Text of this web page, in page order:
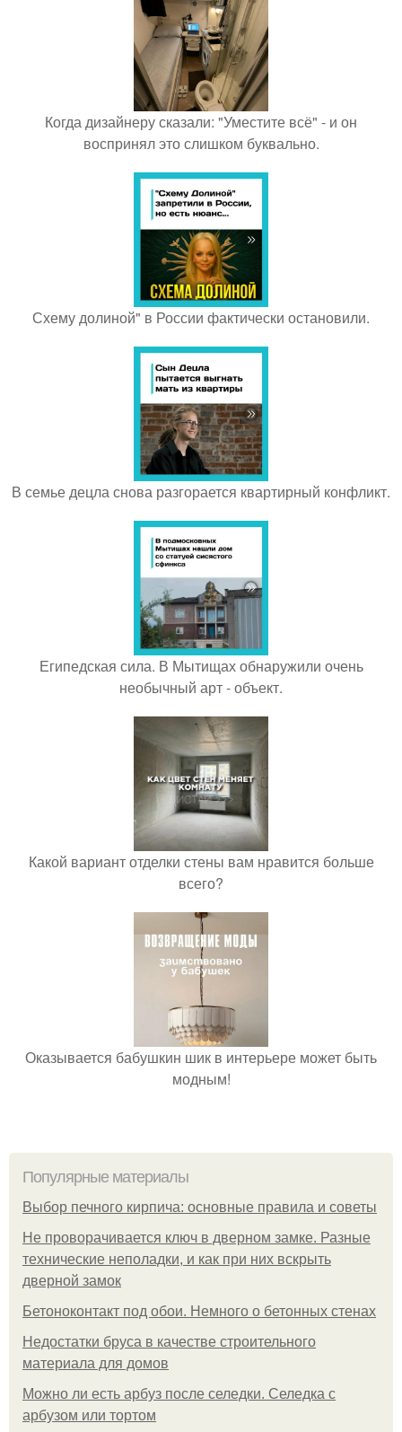
Когда дизайнеру сказали: "Уместите всё" - и он
воспринял это слишком буквально.
Схему долиной" в России фактически остановили.
В семье децла снова разгорается квартирный конфликт.
Египедская сила. В Мытищах обнаружили очень
необычный арт - объект.
Какой вариант отделки стены вам нравится больше
всего?
Оказывается бабушкин шик в интерьере может быть
модным!
Популярные материалы
Выбор печного кирпича: основные правила и советы
Не проворачивается ключ в дверном замке. Разные
технические неполадки, и как при них вскрыть
дверной замок
Бетоноконтакт под обои. Немного о бетонных стенах
Недостатки бруса в качестве строительного
материала для домов
Можно ли есть арбуз после селедки. Селедка с
арбузом или тортом